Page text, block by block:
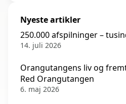
Nyeste artikler
250.000 afspilninger –
14. juli 2026
Orangutangens liv og
Red Orangutangen
6. maj 2026